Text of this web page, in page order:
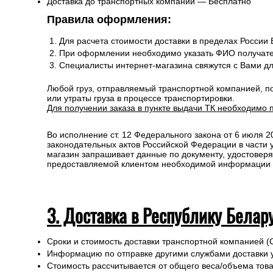
Правила оформления:
Для расчета стоимости доставки в пределах
При оформлении необходимо указать ФИО
Специалисты интернет-магазина свяжутся с Вами
Любой груз, отправляемый транспортной компанией,
или утраты груза в процессе транспортировки.
Для получении заказа в пункте выдачи ТК необходимо
Во исполнение ст. 12 Федерального закона от 6 июля
законодательных актов Российской Федерации в
магазин запрашивает данные по документу,
предоставляемой клиентом необходимой информации
3. Доставка в Республику
Сроки и стоимость доставки транспортной
Информацию по отправке другими службами
Стоимость рассчитывается от общего веса/объема